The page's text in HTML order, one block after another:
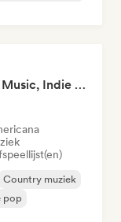
Pop Machine Mode 🤖 AI Music, Indie Pop & Dream Pop
Country muziek
pop